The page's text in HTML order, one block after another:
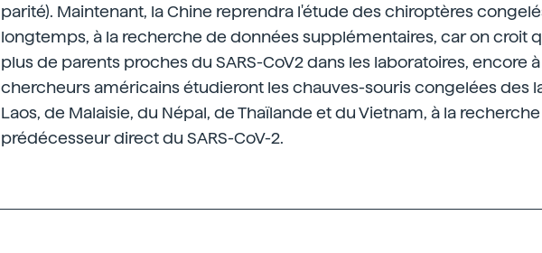
parité). Maintenant, la Chine reprendra l'étude des chiroptères
longtemps, à la recherche de données supplémentaires, car on croit
plus de parents proches du SARS-CoV2 dans les laboratoires, encore
chercheurs américains étudieront les chauves-souris congelées des
Laos, de Malaisie, du Népal, de Thaïlande et du Vietnam, à la
prédécesseur direct du SARS-CoV-2.